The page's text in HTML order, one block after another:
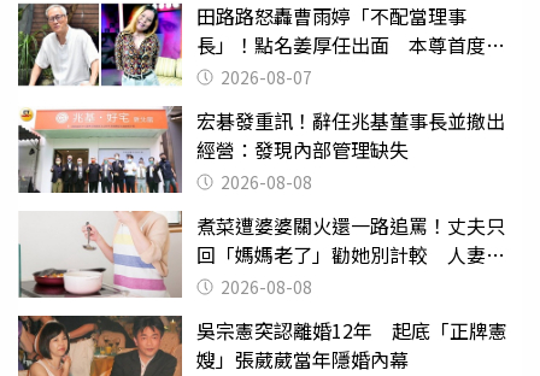
田路路怒轟曹雨婷「不配當理事
長」！點名姜厚任出面 本尊首度回
應了2026-08-07
宏碁發重訊！辭任兆基董事長並撤出
經營：發現內部管理缺失
2026-08-08
煮菜遭婆婆關火還一路追罵！丈夫只
回「媽媽老了」勸她別計較 人妻超
崩潰：我像台傭
2026-08-08
吳宗憲突認離婚12年 起底「正牌憲
嫂」張葳葳當年隱婚內幕